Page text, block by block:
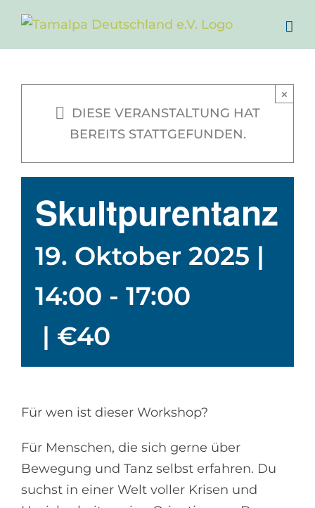
Inhalt
springen
DIESE VERANSTALTUNG HAT
BEREITS STATTGEFUNDEN.
×
Skultpurentanz
19. Oktober 2025 |
14:00 - 17:00
| €40
Für wen ist dieser Workshop?
Für Menschen, die sich gerne über
Bewegung und Tanz selbst erfahren. Du
suchst in einer Welt voller Krisen und